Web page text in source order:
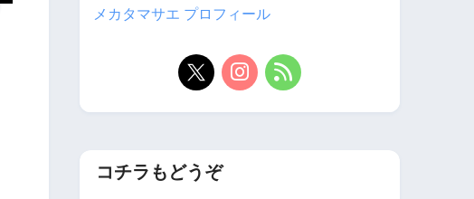
メカタマサエ プロフィール
コチラもどうぞ